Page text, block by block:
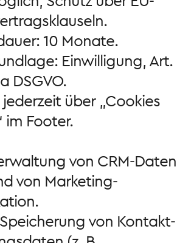
10 Monate.
Einwilligung, Art.
DSGVO.
über „Cookies
Footer.
von CRM-Daten
von Marketing-
von Kontakt-